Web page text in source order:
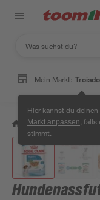
Mein Markt:
Hier kannst du deinen
Markt anpassen ,
stimmt.
/ Garten & Freizeit /